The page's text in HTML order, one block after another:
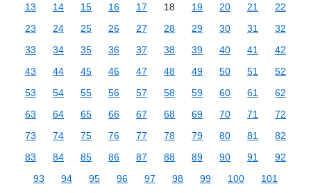
13
14 15 16 17 18 19 20 21
22
23
24 25 26 27 28 29 30 31
32
33
34 35 36 37 38 39 40 41
42
43
44 45 46 47 48 49 50 51
52
53
54 55 56 57 58 59 60 61
62
63
64 65 66 67 68 69 70 71
72
73
74 75 76 77 78 79 80 81
82
83
84 85 86 87 88 89 90 91
92
93
94 95 96 97 98 99 100
101